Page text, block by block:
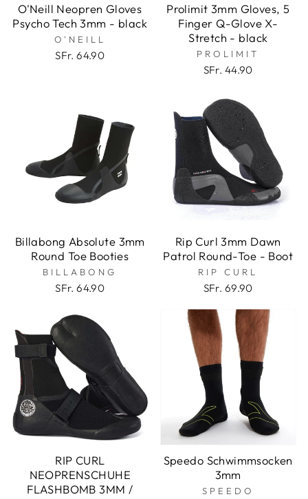
O'Neill Neopren Gloves
Psycho Tech 3mm - black
O'NEILL
SFr. 64.90
Prolimit 3mm Gloves, 5
Finger Q-Glove X-
Stretch - black
PROLIMIT
SFr. 44.90
Billabong Absolute 3mm
Round Toe Booties
BILLABONG
SFr. 64.90
Rip Curl 3mm Dawn
Patrol Round-Toe - Boot
RIP CURL
SFr. 69.90
RIP CURL
NEOPRENSCHUHE
FLASHBOMB 3MM /
Speedo Schwimmsocken
3mm
SPEEDO